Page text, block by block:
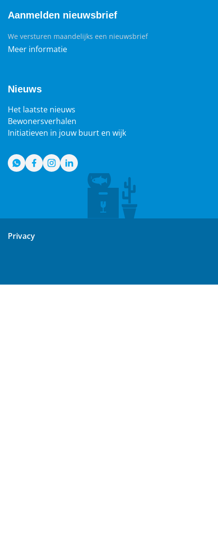
Aanmelden nieuwsbrief
We versturen maandelijks een nieuwsbrief
Meer informatie
Nieuws
Het laatste nieuws
Bewonersverhalen
Initiatieven in jouw buurt en wijk
WhatsApp
Facebook
Instagram
LinkedIn
Privacy